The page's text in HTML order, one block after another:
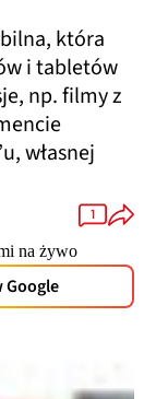
która
i tabletów
np. filmy z
własnej
1
Google